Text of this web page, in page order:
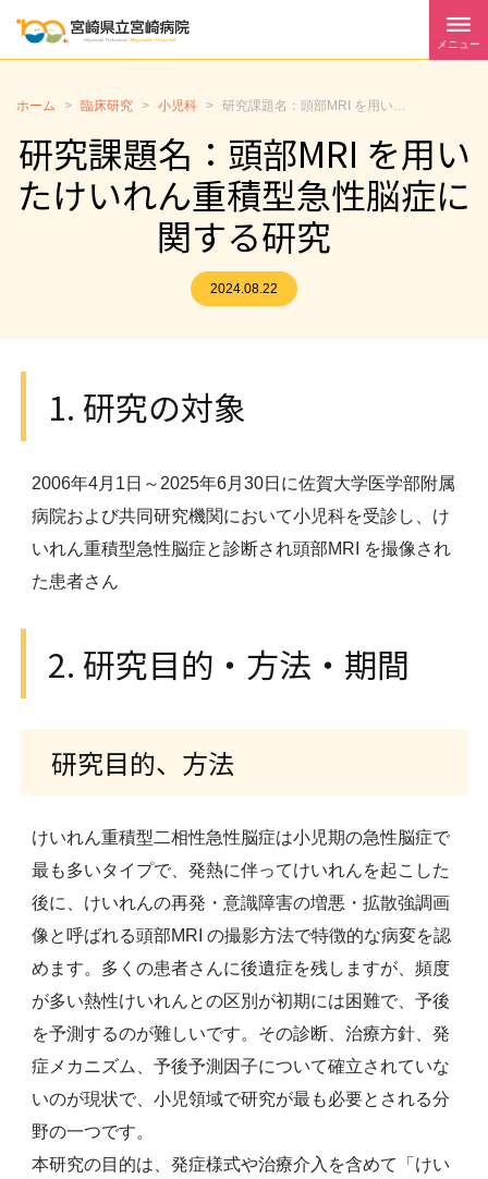
メニュー
ホーム > 臨床研究 > 小児科 > 研究課題名：頭部MRI を用いたけいれん重積型急性脳症に関する研究
研究課題名：頭部MRI を用い
たけいれん重積型急性脳症に
関する研究
2024.08.22
1. 研究の対象
2006年4月1日～2025年6月30日に佐賀大学医学部附属
病院および共同研究機関において小児科を受診し、け
いれん重積型急性脳症と診断され頭部MRI を撮像され
た患者さん
2. 研究目的・方法・期間
研究目的、方法
けいれん重積型二相性急性脳症は小児期の急性脳症で
最も多いタイプで、発熱に伴ってけいれんを起こした
後に、けいれんの再発・意識障害の増悪・拡散強調画
像と呼ばれる頭部MRI の撮影方法で特徴的な病変を認
めます。多くの患者さんに後遺症を残しますが、頻度
が多い熱性けいれんとの区別が初期には困難で、予後
を予測するのが難しいです。その診断、治療方針、発
症メカニズム、予後予測因子について確立されていな
いのが現状で、小児領域で研究が最も必要とされる分
野の一つです。
本研究の目的は、発症様式や治療介入を含めて「けい